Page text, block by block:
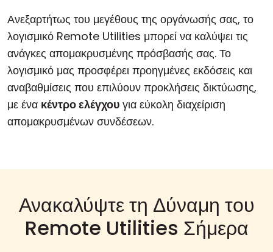
Ανεξαρτήτως του μεγέθους της οργάνωσής σας, το
λογισμικό Remote Utilities μπορεί να καλύψει τις
ανάγκες απομακρυσμένης πρόσβασής σας. Το
λογισμικό μας προσφέρει προηγμένες εκδόσεις και
αναβαθμίσεις που επιλύουν προκλήσεις δικτύωσης,
με ένα κέντρο ελέγχου για εύκολη διαχείριση
απομακρυσμένων συνδέσεων.
Ανακαλύψτε τη Δύναμη του
Remote Utilities Σήμερα